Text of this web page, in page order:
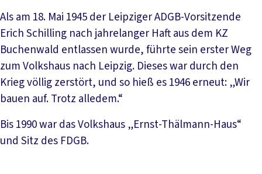
Als am 18. Mai 1945 der Leipziger ADGB-Vorsitzende
Erich Schilling nach jahrelanger Haft aus dem KZ
Buchenwald entlassen wurde, führte sein erster Weg
zum Volkshaus nach Leipzig. Dieses war durch den
Krieg völlig zerstört, und so hieß es 1946 erneut: „Wir
bauen auf. Trotz alledem.“
Bis 1990 war das Volkshaus „Ernst-Thälmann-Haus“
und Sitz des FDGB.